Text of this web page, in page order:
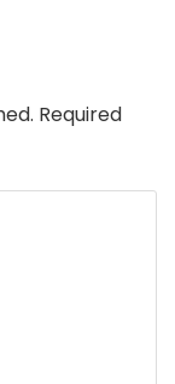
Required